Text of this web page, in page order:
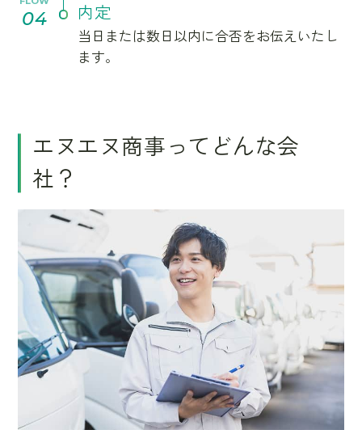
04 内定
当日または数日以内に合否をお伝えいたし
ます。
エヌエヌ商事ってどんな会
社？